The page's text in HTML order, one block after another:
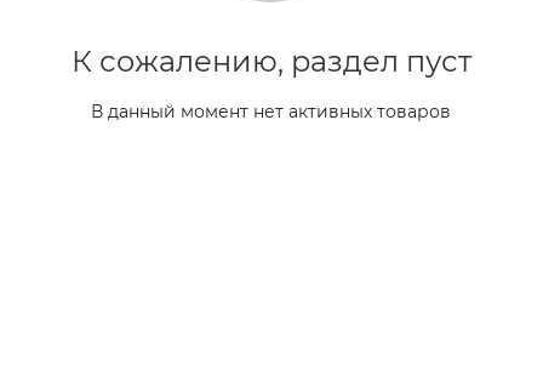
К сожалению, раздел пуст
В данный момент нет активных товаров